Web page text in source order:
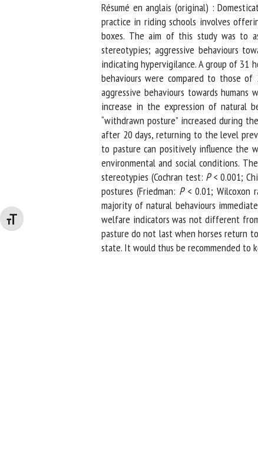
Changer la taille de la police
Résumé en anglais (original) :
practice in riding schools involves
boxes. The aim of this study was to
stereotypies; aggressive behaviours
indicating hypervigilance. A group of 31
behaviours were compared to those of
aggressive behaviours towards
increase in the expression of natural
“withdrawn posture” increased during
after 20 days, returning to the level
to pasture can positively influence the
environmental and social conditions.
stereotypies (Cochran test:P < 0.001;
postures (Friedman:P < 0.01; Wilcoxon
majority of natural behaviours
welfare indicators was not different
pasture do not last when horses return
state. It would thus be recommended to